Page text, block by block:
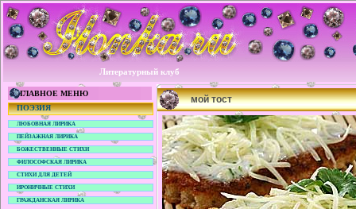
Литературный клуб
ГЛАВНОЕ МЕНЮ
ПОЭЗИЯ
ЛЮБОВНАЯ ЛИРИКА
ПЕЙЗАЖНАЯ ЛИРИКА
БОЖЕСТВЕННЫЕ СТИХИ
ФИЛОСОФСКАЯ ЛИРИКА
СТИХИ ДЛЯ ДЕТЕЙ
ИРОНИЧНЫЕ СТИХИ
ГРАЖДАНСКАЯ ЛИРИКА
мой тост